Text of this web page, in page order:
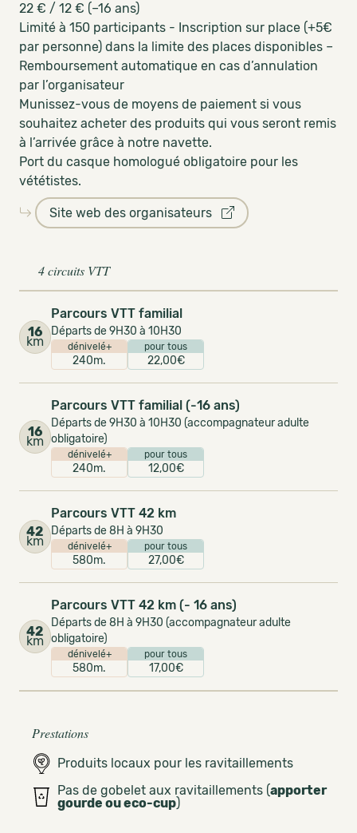
22 € / 12 € (–16 ans)
Limité à 150 participants - Inscription sur place (+5€
par personne) dans la limite des places disponibles –
Remboursement automatique en cas d’annulation
par l’organisateur
Munissez-vous de moyens de paiement si vous
souhaitez acheter des produits qui vous seront remis
à l’arrivée grâce à notre navette.
Port du casque homologué obligatoire pour les
vététistes.
Site web des organisateurs
4 circuits VTT
16
km
Parcours VTT familial
Départs de 9H30 à 10H30
dénivelé+
240m.
pour tous
22,00€
16
km
Parcours VTT familial (-16 ans)
Départs de 9H30 à 10H30 (accompagnateur adulte
obligatoire)
dénivelé+
240m.
pour tous
12,00€
42
km
Parcours VTT 42 km
Départs de 8H à 9H30
dénivelé+
580m.
pour tous
27,00€
42
km
Parcours VTT 42 km (- 16 ans)
Départs de 8H à 9H30 (accompagnateur adulte
obligatoire)
dénivelé+
580m.
pour tous
17,00€
Prestations
Produits locaux pour les ravitaillements
Pas de gobelet aux ravitaillements (apporter
gourde ou eco-cup)